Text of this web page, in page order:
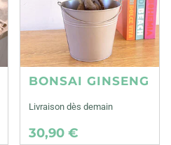
BONSAI GINSENG
Livraison dès demain
30,90 €